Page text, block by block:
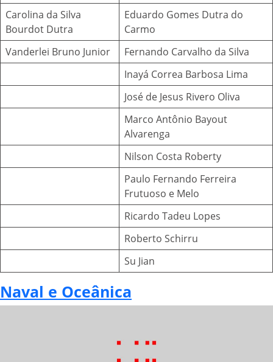
Carolina da Silva
Bourdot Dutra
Eduardo Gomes Dutra do
Carmo
Vanderlei Bruno Junior
Fernando Carvalho da Silva
Inayá Correa Barbosa Lima
José de Jesus Rivero Oliva
Marco Antônio Bayout
Alvarenga
Nilson Costa Roberty
Paulo Fernando Ferreira
Frutuoso e Melo
Ricardo Tadeu Lopes
Roberto Schirru
Su Jian
Naval e Oceânica